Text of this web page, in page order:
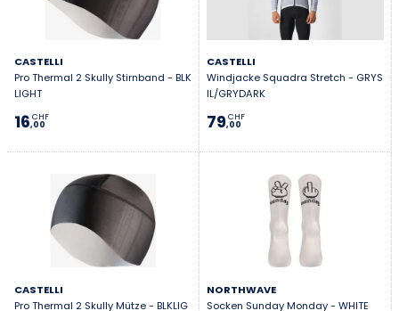
CASTELLI
Pro Thermal 2 Skully Stirnband - BLK
LIGHT
16,00
CHF
CASTELLI
Windjacke Squadra Stretch - GRYS
IL/GRYDARK
79,00
CHF
CASTELLI
Pro Thermal 2 Skully Mütze - BLKLIG
NORTHWAVE
Socken Sunday Monday - WHITE